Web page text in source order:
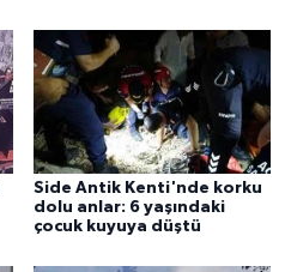
Side Antik Kenti'nde korku
dolu anlar: 6 yaşındaki
çocuk kuyuya düştü